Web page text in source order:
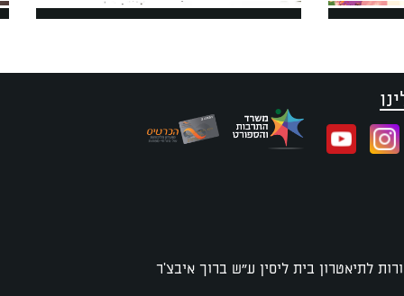
לתיאטרון בית ליסין ע"ש ברוך איבצ'ר